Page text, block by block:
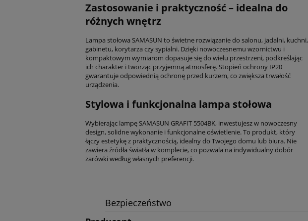
Zastosowanie i praktyczność – idealna do
różnych wnętrz
Lampa stołowa SAMASUN to świetne rozwiązanie do salonu, jadalni, kuchni,
gabinetu, korytarza czy sypialni. Dzięki nowoczesnemu wzornictwu i
kompaktowym wymiarom dopasuje się do wielu przestrzeni, podkreślając
ich charakter i tworząc przyjemną atmosferę. Stopień ochrony IP20
gwarantuje odpowiednią ochronę przed kurzem, co zwiększa trwałość
urządzenia.
Stylowa i funkcjonalna lampa stołowa
Wybierając lampę SAMASUN GRAFIT 5504BK, inwestujesz w nowoczesny
design, solidne wykonanie i funkcjonalne oświetlenie. To produkt, który
łączy estetykę z praktycznością, idealny do Twojego domu lub biura. Nie
zawiera źródła światła w komplecie, co pozwala na indywidualny dobór
żarówki według własnych preferencji.
Bezpieczeństwo